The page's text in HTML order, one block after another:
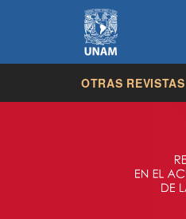
OTRAS REVISTAS